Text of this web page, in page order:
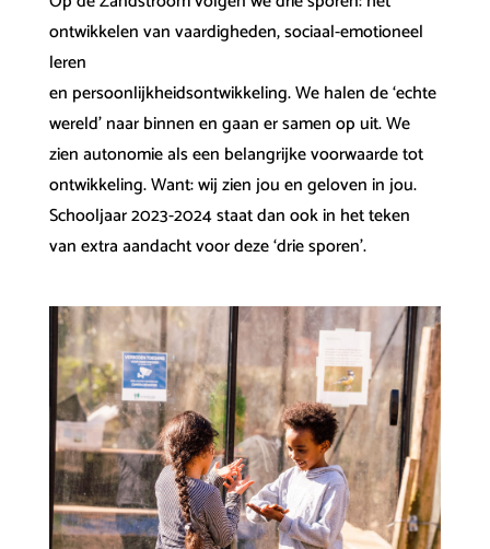
ontwikkelen van vaardigheden, sociaal-emotioneel
leren
en persoonlijkheidsontwikkeling. We halen de ‘echte
wereld’ naar binnen en gaan er samen op uit. We
zien autonomie als een belangrijke voorwaarde tot
ontwikkeling. Want: wij zien jou en geloven in jou.
Schooljaar 2023-2024 staat dan ook in het teken
van extra aandacht voor deze ‘drie sporen’.